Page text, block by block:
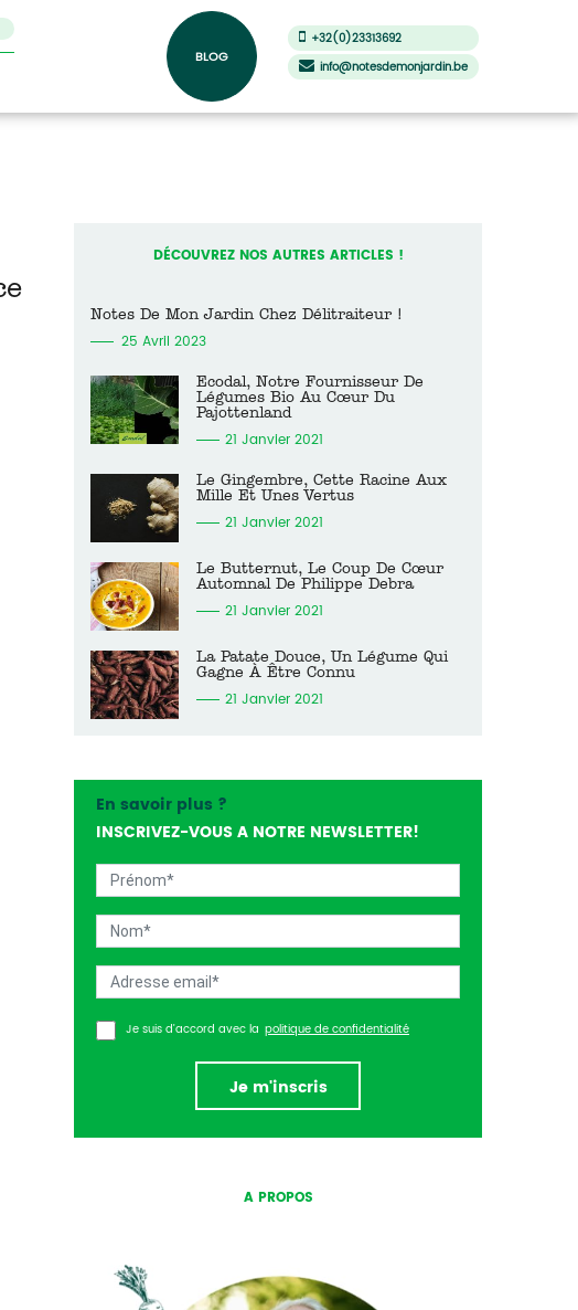
BLOG
+32(0)23313692
info@notesdemonjardin.be
DÉCOUVREZ NOS AUTRES ARTICLES !
Notes De Mon Jardin Chez Délitraiteur !
25 Avril 2023
Ecodal, Notre Fournisseur De
Légumes Bio Au Cœur Du
Pajottenland
21 Janvier 2021
Le Gingembre, Cette Racine Aux
Mille Et Unes Vertus
21 Janvier 2021
Le Butternut, Le Coup De Cœur
Automnal De Philippe Debra
21 Janvier 2021
La Patate Douce, Un Légume Qui
Gagne À Être Connu
21 Janvier 2021
En savoir plus ?
INSCRIVEZ-VOUS A NOTRE NEWSLETTER!
Je suis d’accord avec la politique de confidentialité
Je m'inscris
A PROPOS